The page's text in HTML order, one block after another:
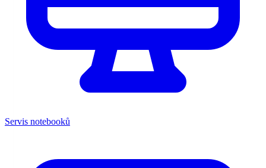
Servis notebooků